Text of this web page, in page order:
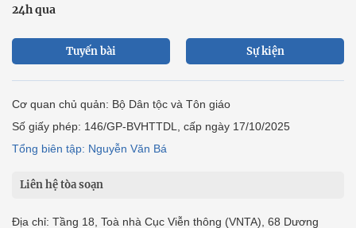
24h qua
Tuyến bài Sự kiện
Cơ quan chủ quản: Bộ Dân tộc và Tôn giáo
Số giấy phép: 146/GP-BVHTTDL, cấp ngày 17/10/2025
Tổng biên tập: Nguyễn Văn Bá
Liên hệ tòa soạn
Địa chỉ: Tầng 18, Toà nhà Cục Viễn thông (VNTA), 68 Dương